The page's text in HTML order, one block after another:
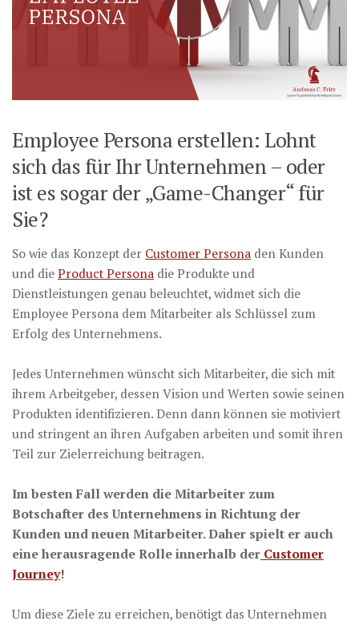
Employee Persona erstellen: Lohnt
sich das für Ihr Unternehmen – oder
ist es sogar der „Game-Changer“ für
Sie?
So wie das Konzept der Customer Persona den Kunden
und dieProduct Persona die Produkte und
Dienstleistungen genau beleuchtet, widmet sich die
Employee Persona dem Mitarbeiter als Schlüssel zum
Erfolg des Unternehmens.
Jedes Unternehmen wünscht sich Mitarbeiter, die sich mit
ihrem Arbeitgeber, dessen Vision und Werten sowie seinen
Produkten identifizieren. Denn dann können sie motiviert
und stringent an ihren Aufgaben arbeiten und somit ihren
Teil zur Zielerreichung beitragen.
Im besten Fall werden die Mitarbeiter zum
Botschafter des Unternehmens in Richtung der
Kunden und neuen Mitarbeiter. Daher spielt er auch
eine herausragende Rolle innerhalb der Customer
Journey!
Um diese Ziele zu erreichen, benötigt das Unternehmen